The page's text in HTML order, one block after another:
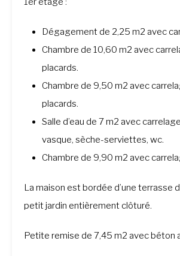
Dégagement de 2,25 m2 avec
Chambre de 10,60 m2 avec
placards.
Chambre de 9,50 m2 avec
placards.
Salle d’eau de 7 m2 avec
vasque, sèche-serviettes, wc.
Chambre de 9,90 m2 avec
La maison est bordée d’une terrasse
petit jardin entièrement clôturé.
Petite remise de 7,45 m2 avec béton